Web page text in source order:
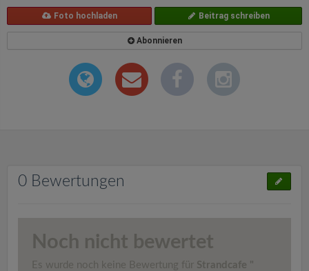
Foto hochladen Beitrag schreiben
Abonnieren
0 Bewertungen
Noch nicht bewertet
Es wurde noch keine Bewertung für Strandcafe "